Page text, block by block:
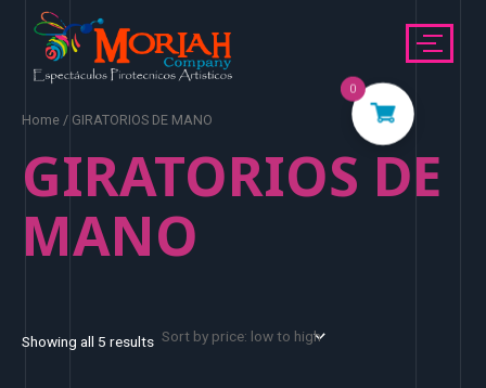
contenido
Home / GIRATORIOS DE MANO
GIRATORIOS DE
MANO
Showing all 5 results
0